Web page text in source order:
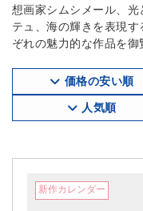
想画家シムシメール、
テュ、海の輝きを表現
ぞれの魅力的な作品を御
価格の安い順
人気順
新作カレンダー